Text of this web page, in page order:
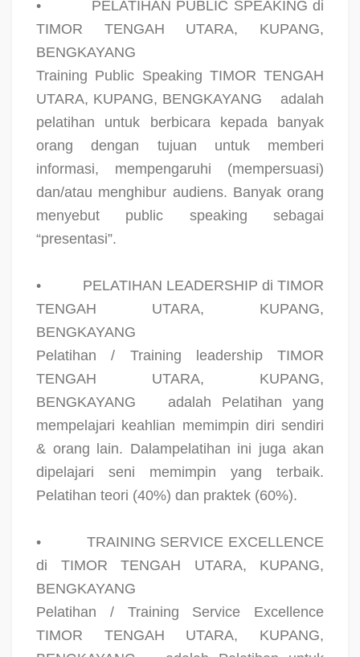
•
PELATIHAN PUBLIC SPEAKING di
TIMOR TENGAH UTARA, KUPANG,
BENGKAYANG
Training Public Speaking TIMOR TENGAH
UTARA, KUPANG, BENGKAYANG
adalah
pelatihan untuk berbicara kepada banyak
orang dengan tujuan untuk memberi
informasi, mempengaruhi (mempersuasi)
dan/atau menghibur audiens. Banyak orang
menyebut public speaking sebagai
“presentasi”.
•
PELATIHAN LEADERSHIP di TIMOR
TENGAH UTARA, KUPANG,
BENGKAYANG
Pelatihan / Training leadership TIMOR
TENGAH UTARA, KUPANG,
BENGKAYANG
adalah Pelatihan yang
mempelajari keahlian memimpin diri sendiri
& orang lain. Dalampelatihan ini juga akan
dipelajari seni memimpin yang terbaik.
Pelatihan teori (40%) dan praktek (60%).
•
TRAINING SERVICE EXCELLENCE
di TIMOR TENGAH UTARA, KUPANG,
BENGKAYANG
Pelatihan / Training Service Excellence
TIMOR TENGAH UTARA, KUPANG,